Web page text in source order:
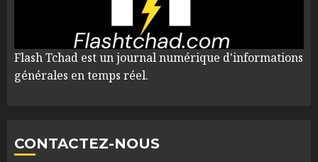
Flash Tchad est un journal numérique d'informations
générales en temps réel.
CONTACTEZ-NOUS